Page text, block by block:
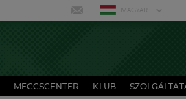
MAGYAR
MECCSCENTER KLUB